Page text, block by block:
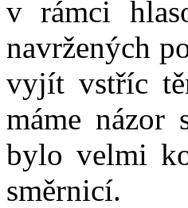
v rámci
navržených
vyjít vstříc
máme názor
bylo velmi
směrnicí.